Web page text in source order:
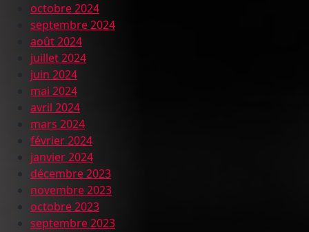
octobre 2024
septembre 2024
août 2024
juillet 2024
juin 2024
mai 2024
avril 2024
mars 2024
février 2024
janvier 2024
décembre 2023
novembre 2023
octobre 2023
septembre 2023